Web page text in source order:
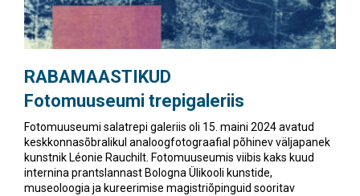
RABAMAASTIKUD
Fotomuuseumi trepigaleriis
Fotomuuseumi salatrepi galeriis oli 15. maini 2024 avatud
keskkonnasõbralikul analoogfotograafial põhinev väljapanek
kunstnik Léonie Rauchilt. Fotomuuseumis viibis kaks kuud
internina prantslannast Bologna Ülikooli kunstide,
museoloogia ja kureerimise magistriõpinguid sooritav